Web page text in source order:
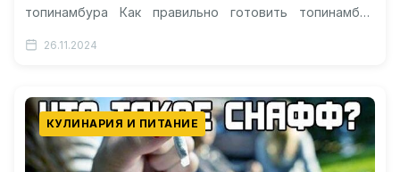
топинамбура Как правильно готовить топинамбур
польза и вред для…
26.11.2024
КУЛИНАРИЯ И ПИТАНИЕ